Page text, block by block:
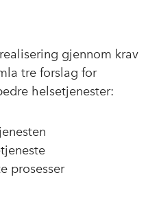
gjennom krav
tre forslag for
helsetjenester:
prosesser